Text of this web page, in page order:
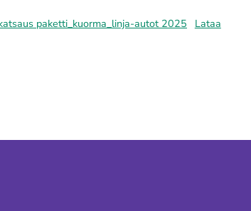
paketti_kuorma_linja-autot 2025 Lataa